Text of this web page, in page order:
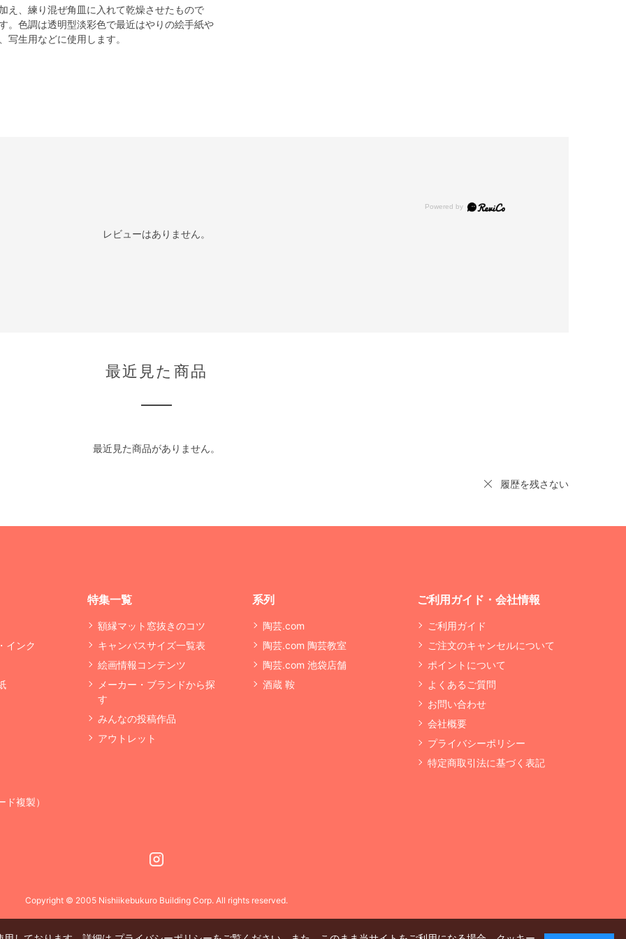
え、練り混ぜ角皿に入れて乾燥させたもので
。色調は透明型淡彩色で最近はやりの絵手紙や
生用などに使用します。
レビューはありません。
最近見た商品
最近見た商品がありません。
履歴を残さない
インク
複製）
特集一覧
額縁マット窓抜きのコツ
キャンバスサイズ一覧表
絵画情報コンテンツ
メーカー・ブランドから探
す
みんなの投稿作品
アウトレット
系列
陶芸.com
陶芸.com 陶芸教室
陶芸.com 池袋店舗
酒蔵 鞍
ご利用ガイド・会社情報
ご利用ガイド
ご注文のキャンセルについて
ポイントについて
よくあるご質問
お問い合わせ
会社概要
プライバシーポリシー
特定商取引法に基づく表記
Copyright © 2005 Nishiikebukuro Building Corp. All rights reserved.